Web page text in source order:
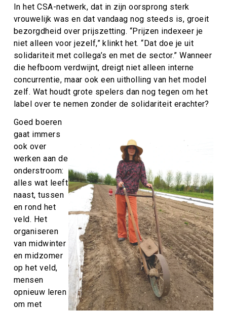
In het CSA-netwerk, dat in zijn oorsprong sterk
vrouwelijk was en dat vandaag nog steeds is, groeit
bezorgdheid over prijszetting. “Prijzen indexeer je
niet alleen voor jezelf,” klinkt het. “Dat doe je uit
solidariteit met collega’s en met de sector.” Wanneer
die hefboom verdwijnt, dreigt niet alleen interne
concurrentie, maar ook een uitholling van het model
zelf. Wat houdt grote spelers dan nog tegen om het
label over te nemen zonder de solidariteit erachter?
Goed boeren
gaat immers
ook over
werken aan de
onderstroom:
alles wat leeft
naast, tussen
en rond het
veld. Het
organiseren
van midwinter
en midzomer
op het veld,
mensen
opnieuw leren
om met